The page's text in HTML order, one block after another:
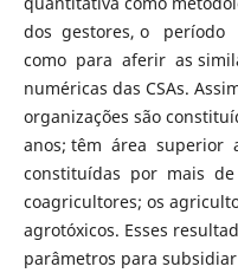
dos gestores, o
como para aferir as
numéricas das CSAs.
organizações são
anos; têm área superior
constituídas por mais
coagricultores; os
agrotóxicos. Esses
parâmetros para